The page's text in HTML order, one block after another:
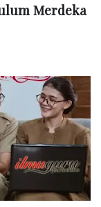
Merdeka